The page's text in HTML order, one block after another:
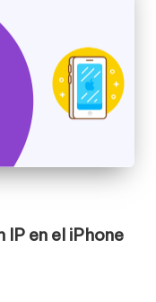
en el iPhone